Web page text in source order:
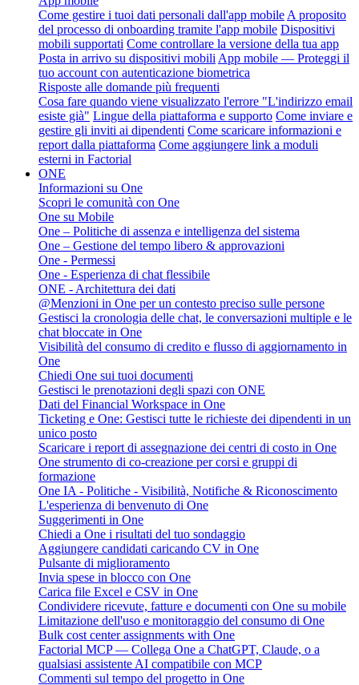
Come gestire i tuoi dati personali dall'app mobile A proposito
del processo di onboarding tramite l'app mobile Dispositivi
mobili supportati Come controllare la versione della tua app
Posta in arrivo su dispositivi mobili App mobile — Proteggi il
tuo account con autenticazione biometrica
Risposte alle domande più frequenti
Cosa fare quando viene visualizzato l'errore "L'indirizzo email
esiste già" Lingue della piattaforma e supporto Come inviare e
gestire gli inviti ai dipendenti Come scaricare informazioni e
report dalla piattaforma Come aggiungere link a moduli
esterni in Factorial
ONE
Informazioni su One
Scopri le comunità con One
One su Mobile
One – Politiche di assenza e intelligenza del sistema
One – Gestione del tempo libero & approvazioni
One - Permessi
One - Esperienza di chat flessibile
ONE - Architettura dei dati
@Menzioni in One per un contesto preciso sulle persone
Gestisci la cronologia delle chat, le conversazioni multiple e le
chat bloccate in One
Visibilità del consumo di credito e flusso di aggiornamento in
One
Chiedi One sui tuoi documenti
Gestisci le prenotazioni degli spazi con ONE
Dati del Financial Workspace in One
Ticketing e One: Gestisci tutte le richieste dei dipendenti in un
unico posto
Scaricare i report di assegnazione dei centri di costo in One
One strumento di co-creazione per corsi e gruppi di
formazione
One IA - Politiche - Visibilità, Notifiche & Riconoscimento
L'esperienza di benvenuto di One
Suggerimenti in One
Chiedi a One i risultati del tuo sondaggio
Aggiungere candidati caricando CV in One
Pulsante di miglioramento
Invia spese in blocco con One
Carica file Excel e CSV in One
Condividere ricevute, fatture e documenti con One su mobile
Limitazione dell'uso e monitoraggio del consumo di One
Bulk cost center assignments with One
Factorial MCP — Collega One a ChatGPT, Claude, o a
qualsiasi assistente AI compatibile con MCP
Commenti sul tempo del progetto in One